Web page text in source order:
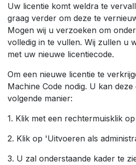
Uw licentie komt weldra te
graag verder om deze te
Mogen wij u verzoeken om
volledig in te vullen. Wij zullen u
met uw nieuwe licentiecode.
Om een nieuwe licentie te
Machine Code nodig. U kan
volgende manier:
1. Klik met een rechtermuisklik
2. Klik op 'Uitvoeren als
3. U zal onderstaande kader te